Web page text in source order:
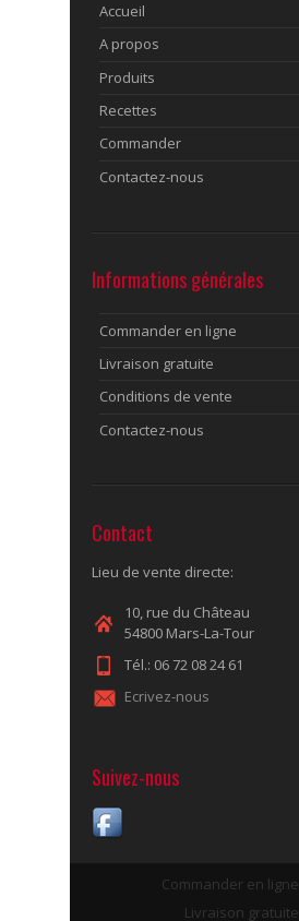
Accueil
A propos
Produits
Recettes
Commander
Contactez-nous
Informations générales
Commander en ligne
Livraison gratuite
Conditions de vente
Contactez-nous
Contact
Lieu de vente directe:
10, rue du Château
54800 Mars-La-Tour
Tél.: 06 72 08 24 61
Ecrivez-nous
Suivez-nous
Commander en ligne
Livraison gratuite